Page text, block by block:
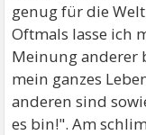
genug für die
Oftmals lasse ich
Meinung anderer
mein ganzes
anderen sind
es bin!". Am